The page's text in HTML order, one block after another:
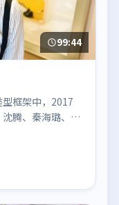
99:44
框架中，2017
腾、秦海璐、杨
本都市与冷色调